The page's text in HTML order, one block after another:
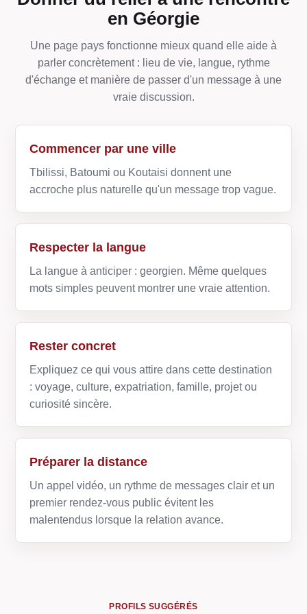
en Géorgie
Une page pays fonctionne mieux quand elle aide à
parler concrètement : lieu de vie, langue, rythme
d'échange et manière de passer d'un message à une
vraie discussion.
Commencer par une ville
Tbilissi, Batoumi ou Koutaisi donnent une
accroche plus naturelle qu'un message trop vague.
Respecter la langue
La langue à anticiper : georgien. Même quelques
mots simples peuvent montrer une vraie attention.
Rester concret
Expliquez ce qui vous attire dans cette destination
: voyage, culture, expatriation, famille, projet ou
curiosité sincère.
Préparer la distance
Un appel vidéo, un rythme de messages clair et un
premier rendez-vous public évitent les
malentendus lorsque la relation avance.
PROFILS SUGGÉRÉS